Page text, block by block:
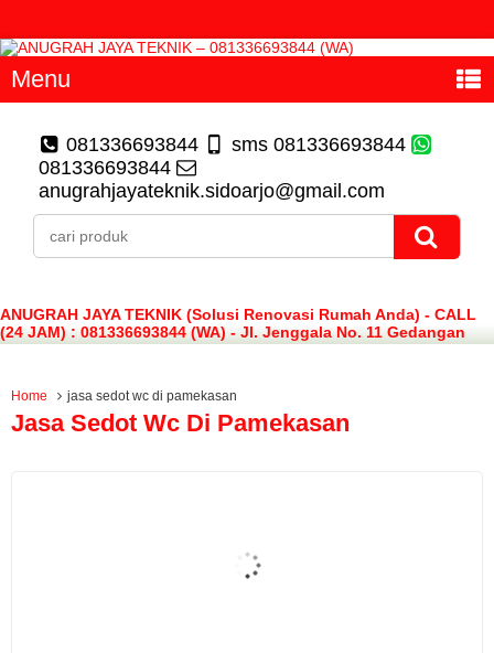
Menu
081336693844
sms 081336693844
081336693844
anugrahjayateknik.sidoarjo@gmail.com
ANUGRAH JAYA TEKNIK (Solusi Renovasi Rumah Anda) - CALL
(24 JAM) : 081336693844 (WA) - Jl. Jenggala No. 11 Gedangan
Sidoarjo
Home jasa sedot wc di pamekasan
Jasa Sedot Wc Di Pamekasan